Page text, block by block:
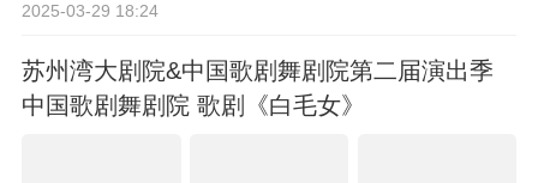
2025-03-29 18:24
苏州湾大剧院&中国歌剧舞剧院第二届演出季
中国歌剧舞剧院 歌剧《白毛女》